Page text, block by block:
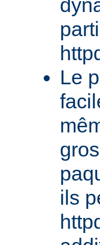
Le
ils